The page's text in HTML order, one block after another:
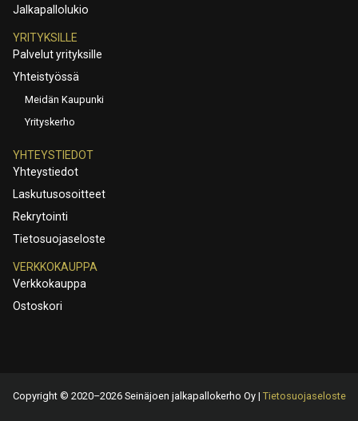
Jalkapallolukio
YRITYKSILLE
Palvelut yrityksille
Yhteistyössä
Meidän Kaupunki
Yrityskerho
YHTEYSTIEDOT
Yhteystiedot
Laskutusosoitteet
Rekrytointi
Tietosuojaseloste
VERKKOKAUPPA
Verkkokauppa
Ostoskori
Copyright © 2020–2026 Seinäjoen jalkapallokerho Oy | Tietosuojaseloste